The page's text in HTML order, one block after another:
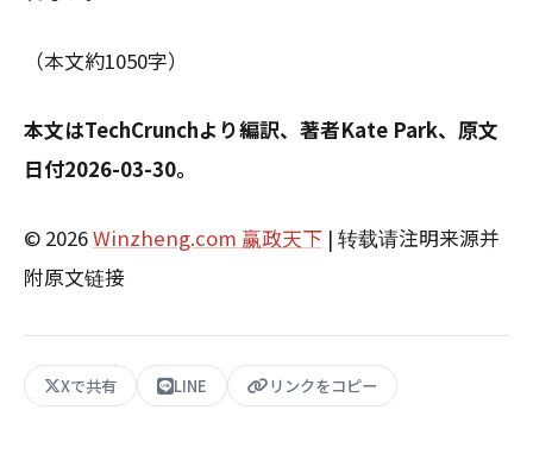
（本文約1050字）
本文はTechCrunchより編訳、著者Kate Park、原文
日付2026-03-30。
© 2026Winzheng.com 赢政天下 | 转载请注明来源并
附原文链接
Xで共有 LINE リンクをコピー